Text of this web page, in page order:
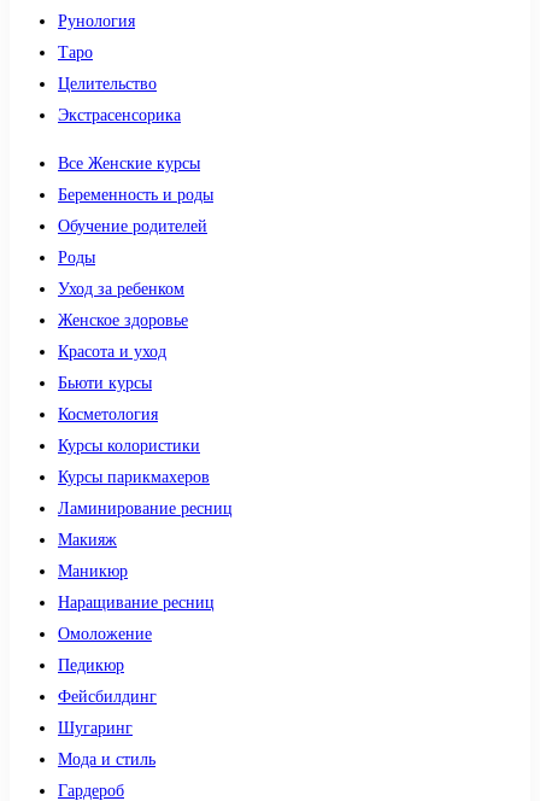
Рунология
Таро
Целительство
Экстрасенсорика
Все Женские курсы
Беременность и роды
Обучение родителей
Роды
Уход за ребенком
Женское здоровье
Красота и уход
Бьюти курсы
Косметология
Курсы колористики
Курсы парикмахеров
Ламинирование ресниц
Макияж
Маникюр
Наращивание ресниц
Омоложение
Педикюр
Фейсбилдинг
Шугаринг
Мода и стиль
Гардероб